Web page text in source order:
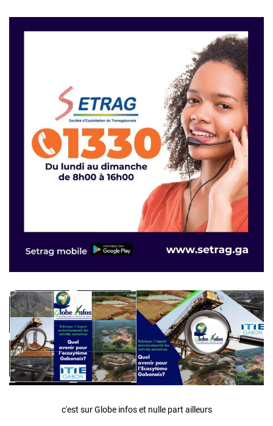
c'est sur Globe infos et nulle part ailleurs